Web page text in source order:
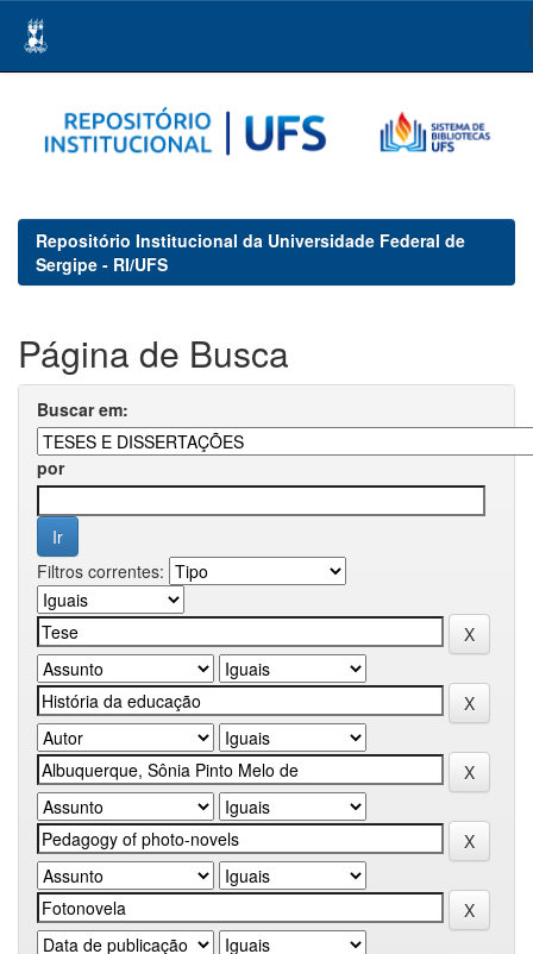
navigation
Repositório Institucional da Universidade Federal de
Sergipe - RI/UFS
Página de Busca
Buscar em:
por
Filtros correntes: